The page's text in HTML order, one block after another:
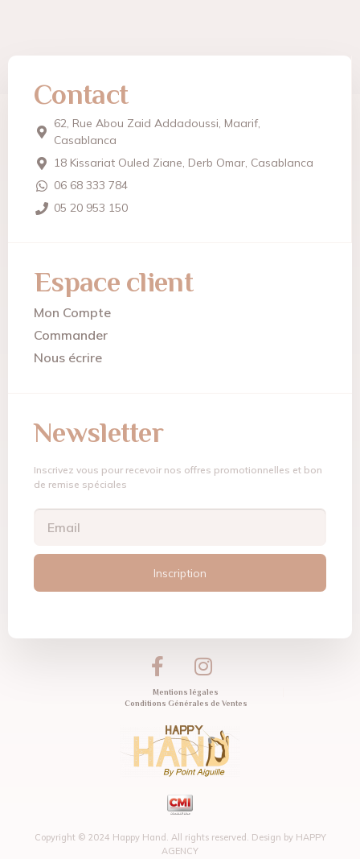
Contact
62, Rue Abou Zaid Addadoussi, Maarif,
Casablanca
18 Kissariat Ouled Ziane, Derb Omar, Casablanca
06 68 333 784
05 20 953 150
Espace client
Mon Compte
Commander
Nous écrire
Newsletter
Inscrivez vous pour recevoir nos offres promotionnelles et bon
de remise spéciales
Inscription
Mentions légales
Conditions Générales de Ventes
Copyright © 2024 Happy Hand. All rights reserved. Design by HAPPY
AGENCY